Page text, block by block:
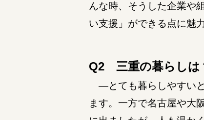
んな時、そうした企業や
い支援」ができる点に魅
Q2 三重の暮らしは
―とても暮らしやすいと
ます。一方で名古屋や大